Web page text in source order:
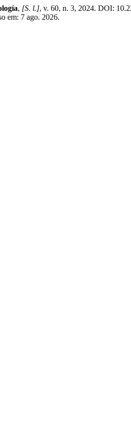
, [S. l.], v. 60, n. 3, 2024. DOI:
em: 7 ago. 2026.